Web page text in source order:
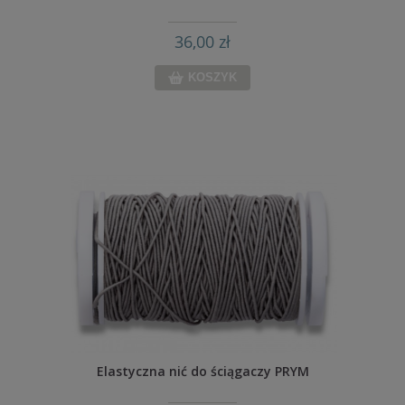
36,00 zł
KOSZYK
Elastyczna nić do ściągaczy PRYM